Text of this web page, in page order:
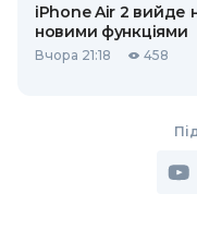
iPhone Air 2 вийде
новими функціями
Вчора 21:18 458